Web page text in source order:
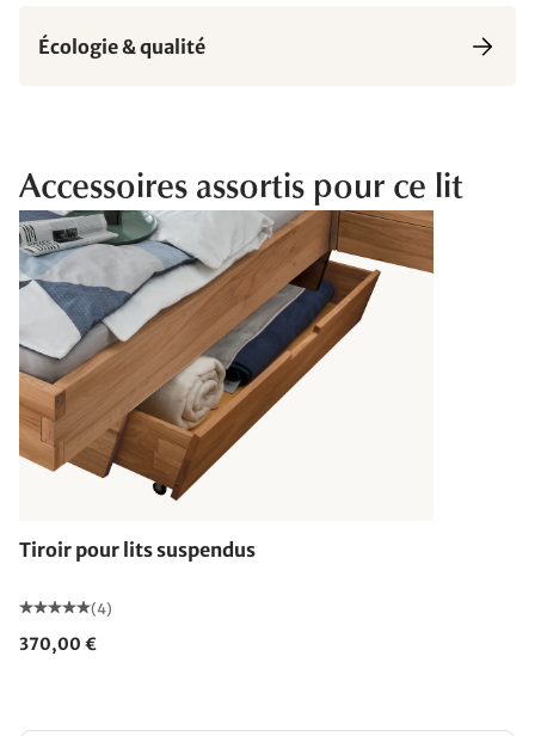
Écologie & qualité
Accessoires assortis pour ce lit
Tiroir pour lits suspendus
(4)
370,00 €